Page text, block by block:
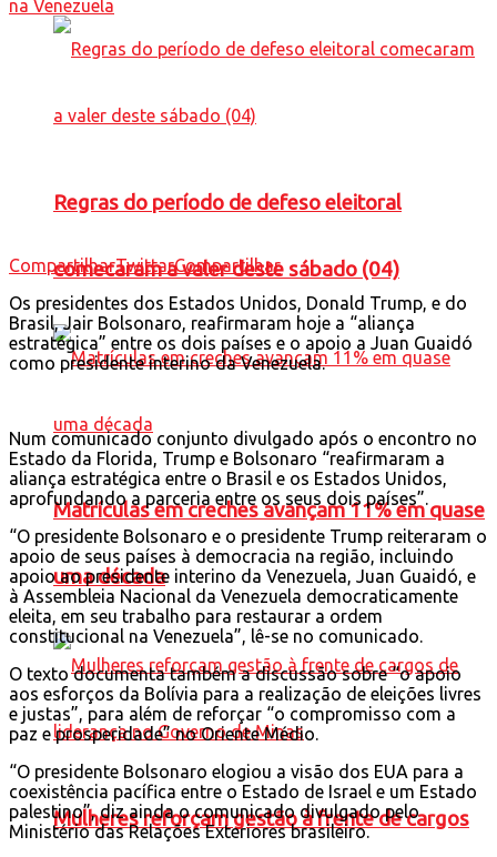
Regras do período de defeso eleitoral
comecaram a valer deste sábado (04)
Matrículas em creches avançam 11% em quase
uma década
Mulheres reforçam gestão à frente de cargos
CompartilharTwittarCompartilhar
Os presidentes dos Estados Unidos, Donald Trump, e do
Brasil, Jair Bolsonaro, reafirmaram hoje a “aliança
estratégica” entre os dois países e o apoio a Juan Guaidó
como presidente interino da Venezuela.
Num comunicado conjunto divulgado após o encontro no
Estado da Florida, Trump e Bolsonaro “reafirmaram a
aliança estratégica entre o Brasil e os Estados Unidos,
aprofundando a parceria entre os seus dois países”.
“O presidente Bolsonaro e o presidente Trump reiteraram o
apoio de seus países à democracia na região, incluindo
apoio ao presidente interino da Venezuela, Juan Guaidó, e
à Assembleia Nacional da Venezuela democraticamente
eleita, em seu trabalho para restaurar a ordem
constitucional na Venezuela”, lê-se no comunicado.
O texto documenta também a discussão sobre “o apoio
aos esforços da Bolívia para a realização de eleições livres
e justas”, para além de reforçar “o compromisso com a
paz e prosperidade” no Oriente Médio.
“O presidente Bolsonaro elogiou a visão dos EUA para a
coexistência pacífica entre o Estado de Israel e um Estado
palestino”, diz ainda o comunicado divulgado pelo
Ministério das Relações Exteriores brasileiro.